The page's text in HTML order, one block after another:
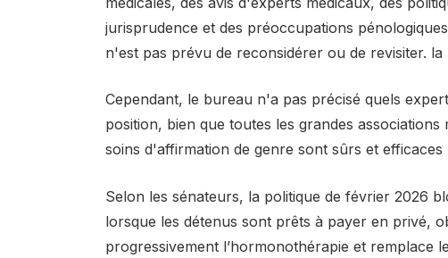
jurisprudence et des préoccupations
n'est pas prévu de reconsidérer ou de revisiter. la
Cependant, le bureau n'a pas précisé quels
position, bien que toutes les grandes
soins d'affirmation de genre sont sûrs et
Selon les sénateurs, la politique de février 2026
lorsque les détenus sont prêts à payer en privé,
progressivement l’hormonothérapie et remplace